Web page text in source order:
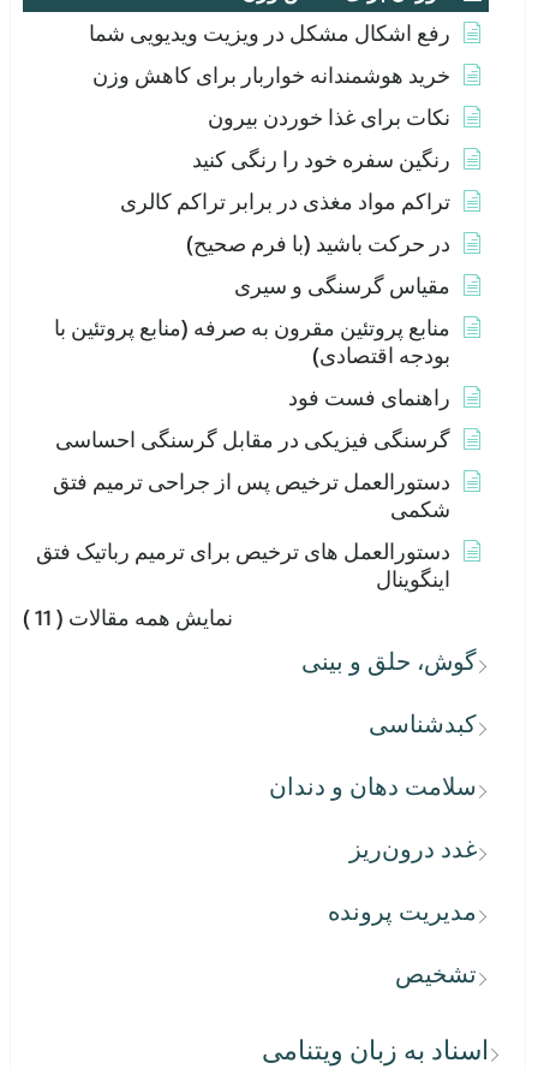
رفع اشکال مشکل در ویزیت ویدیویی شما
خرید هوشمندانه خواربار برای کاهش وزن
نکات برای غذا خوردن بیرون
رنگین سفره خود را رنگی کنید
تراکم مواد مغذی در برابر تراکم کالری
در حرکت باشید (با فرم صحیح)
مقیاس گرسنگی و سیری
منابع پروتئین مقرون به صرفه (منابع پروتئین با
بودجه اقتصادی)
راهنمای فست فود
گرسنگی فیزیکی در مقابل گرسنگی احساسی
دستورالعمل ترخیص پس از جراحی ترمیم فتق
شکمی
دستورالعمل های ترخیص برای ترمیم رباتیک فتق
اینگوینال
نمایش همه مقالات ( 11 )
گوش، حلق و بینی
کبدشناسی
سلامت دهان و دندان
غدد درون‌ریز
مدیریت پرونده
تشخیص
اسناد به زبان ویتنامی